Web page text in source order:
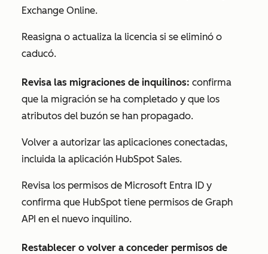
Exchange Online.
Reasigna o actualiza la licencia si se eliminó o
caducó.
Revisa las migraciones de inquilinos: confirma
que la migración se ha completado y que los
atributos del buzón se han propagado.
Volver a autorizar las aplicaciones conectadas,
incluida la aplicación HubSpot Sales.
Revisa los permisos de Microsoft Entra ID y
confirma que HubSpot tiene permisos de Graph
API en el nuevo inquilino.
Restablecer o volver a conceder permisos de